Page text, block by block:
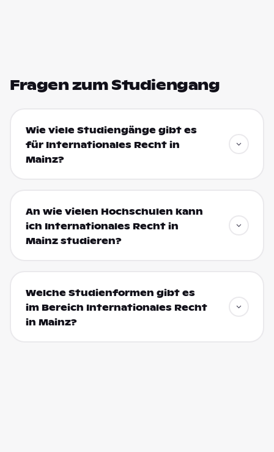
Fragen zum Studiengang
Wie viele Studiengänge gibt es
für Internationales Recht in
Mainz?
An wie vielen Hochschulen kann
ich Internationales Recht in
Mainz studieren?
Welche Studienformen gibt es
im Bereich Internationales Recht
in Mainz?